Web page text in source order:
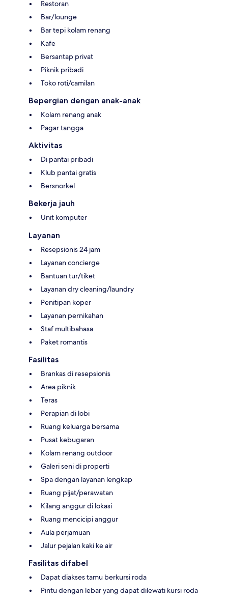
Restoran
Bar/lounge
Bar tepi kolam renang
Kafe
Bersantap privat
Piknik pribadi
Toko roti/camilan
Bepergian dengan anak-anak
Kolam renang anak
Pagar tangga
Aktivitas
Di pantai pribadi
Klub pantai gratis
Bersnorkel
Bekerja jauh
Unit komputer
Layanan
Resepsionis 24 jam
Layanan concierge
Bantuan tur/tiket
Layanan dry cleaning/laundry
Penitipan koper
Layanan pernikahan
Staf multibahasa
Paket romantis
Fasilitas
Brankas di resepsionis
Area piknik
Teras
Perapian di lobi
Ruang keluarga bersama
Pusat kebugaran
Kolam renang outdoor
Galeri seni di properti
Spa dengan layanan lengkap
Ruang pijat/perawatan
Kilang anggur di lokasi
Ruang mencicipi anggur
Aula perjamuan
Jalur pejalan kaki ke air
Fasilitas difabel
Dapat diakses tamu berkursi roda
Pintu dengan lebar yang dapat dilewati kursi roda